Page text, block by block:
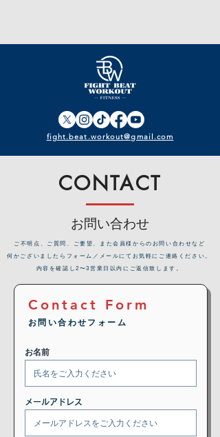
fight.beat.workout@gmail.com
CONTACT
お問い合わせ
​ご不明点、ご質問、ご要望、また会員様からのお問い合わせなど
何かございましたらフォーム／メールにてお気軽にご連絡ください。
内容を確認し2〜3営業日以内にご返信致します。
Contact Form
お問い合わせフォーム
お名前
メールアドレス